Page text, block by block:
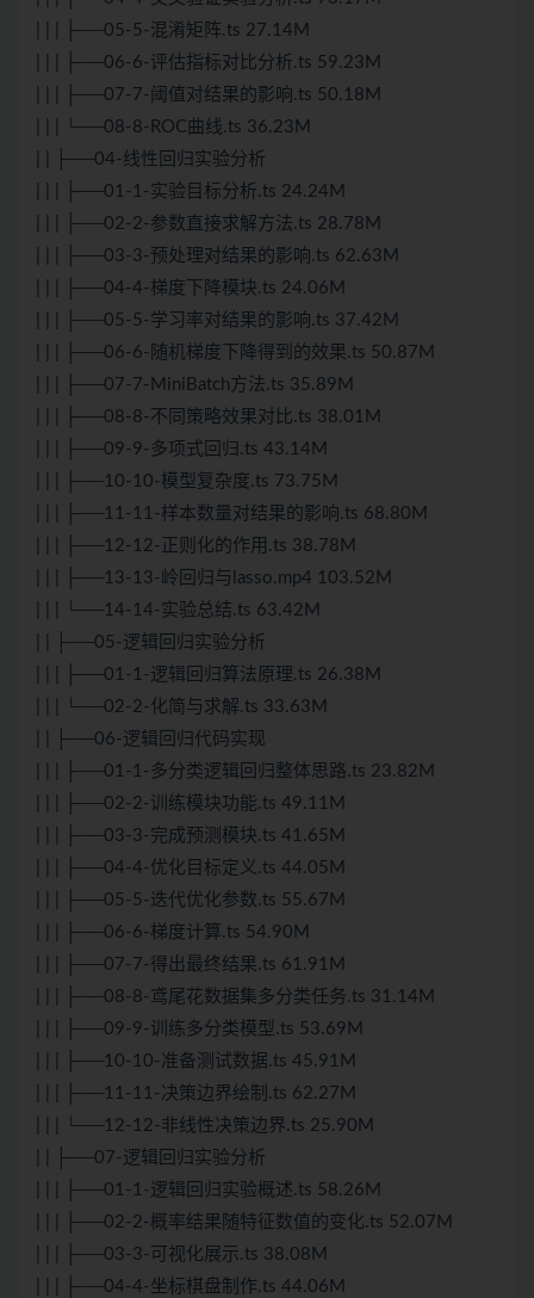
| | | ├──05-5-混淆矩阵.ts 27.14M
| | | ├──06-6-评估指标对比分析.ts 59.23M
| | | ├──07-7-阈值对结果的影响.ts 50.18M
| | | └──08-8-ROC曲线.ts 36.23M
| | ├──04-线性回归实验分析
| | | ├──01-1-实验目标分析.ts 24.24M
| | | ├──02-2-参数直接求解方法.ts 28.78M
| | | ├──03-3-预处理对结果的影响.ts 62.63M
| | | ├──04-4-梯度下降模块.ts 24.06M
| | | ├──05-5-学习率对结果的影响.ts 37.42M
| | | ├──06-6-随机梯度下降得到的效果.ts 50.87M
| | | ├──07-7-MiniBatch方法.ts 35.89M
| | | ├──08-8-不同策略效果对比.ts 38.01M
| | | ├──09-9-多项式回归.ts 43.14M
| | | ├──10-10-模型复杂度.ts 73.75M
| | | ├──11-11-样本数量对结果的影响.ts 68.80M
| | | ├──12-12-正则化的作用.ts 38.78M
| | | ├──13-13-岭回归与lasso.mp4 103.52M
| | | └──14-14-实验总结.ts 63.42M
| | ├──05-逻辑回归实验分析
| | | ├──01-1-逻辑回归算法原理.ts 26.38M
| | | └──02-2-化简与求解.ts 33.63M
| | ├──06-逻辑回归代码实现
| | | ├──01-1-多分类逻辑回归整体思路.ts 23.82M
| | | ├──02-2-训练模块功能.ts 49.11M
| | | ├──03-3-完成预测模块.ts 41.65M
| | | ├──04-4-优化目标定义.ts 44.05M
| | | ├──05-5-迭代优化参数.ts 55.67M
| | | ├──06-6-梯度计算.ts 54.90M
| | | ├──07-7-得出最终结果.ts 61.91M
| | | ├──08-8-鸢尾花数据集多分类任务.ts 31.14M
| | | ├──09-9-训练多分类模型.ts 53.69M
| | | ├──10-10-准备测试数据.ts 45.91M
| | | ├──11-11-决策边界绘制.ts 62.27M
| | | └──12-12-非线性决策边界.ts 25.90M
| | ├──07-逻辑回归实验分析
| | | ├──01-1-逻辑回归实验概述.ts 58.26M
| | | ├──02-2-概率结果随特征数值的变化.ts 52.07M
| | | ├──03-3-可视化展示.ts 38.08M
| | | ├──04-4-坐标棋盘制作.ts 44.06M